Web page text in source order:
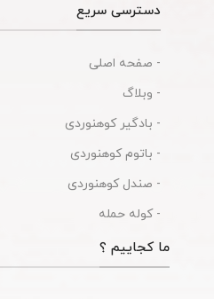
دسترسی سریع
- صفحه اصلی
- وبلاگ
- بادگیر کوهنوردی
- باتوم کوهنوردی
- صندل کوهنوردی
- کوله حمله
ما کجاییم ؟